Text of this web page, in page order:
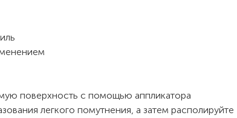
поверхность с помощью аппликатора
легкого помутнения, а затем располируйте